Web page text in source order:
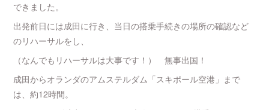
できました。
出発前日には成田に行き、当日の搭乗手続きの場所の確認など
のリハーサルをし、
（なんでもリハーサルは大事です！） 無事出国！
成田からオランダのアムステルダム「スキポール空港」まで
は、約12時間。